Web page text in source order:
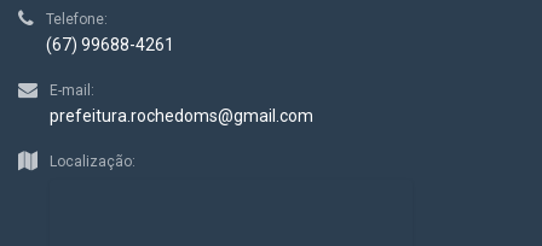
Telefone:
(67) 99688-4261
E-mail:
prefeitura.rochedoms@gmail.com
Localização: